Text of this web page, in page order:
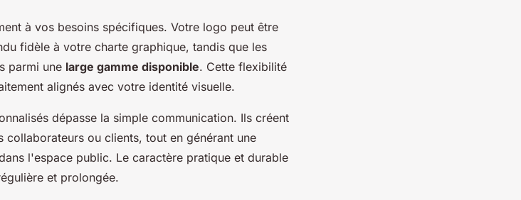
à vos besoins spécifiques. Votre logo peut être
fidèle à votre charte graphique, tandis que les
parmi une large gamme disponible. Cette flexibilité
alignés avec votre identité visuelle.
dépasse la simple communication. Ils créent
ou clients, tout en générant une
l'espace public. Le caractère pratique et durable
et prolongée.